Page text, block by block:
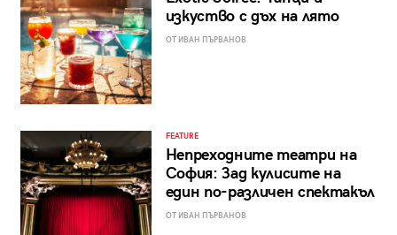
изкуство с дъх на лято
ОТ ИВАН ПЪРВАНОВ
FEATURE
Непреходните театри на
София: Зад кулисите на
един по-различен спектакъл
ОТ ИВАН ПЪРВАНОВ